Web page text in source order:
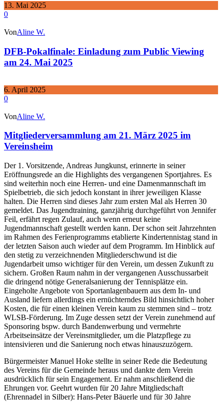
13. Mai 2025
0
VonAline W.
DFB-Pokalfinale: Einladung zum Public Viewing
am 24. Mai 2025
6. April 2025
0
VonAline W.
Mitgliederversammlung am 21. März 2025 im
Vereinsheim
Der 1. Vorsitzende, Andreas Jungkunst, erinnerte in seiner
Eröffnungsrede an die Highlights des vergangenen Sportjahres. Es
sind weiterhin noch eine Herren- und eine Damenmannschaft im
Spielbetrieb, die sich jedoch konstant in ihrer jeweiligen Klasse
halten. Die Herren sind dieses Jahr zum ersten Mal als Herren 30
gemeldet. Das Jugendtraining, ganzjährig durchgeführt von Jennifer
Feil, erfährt regen Zulauf, auch wenn erneut keine
Jugendmannschaft gestellt werden kann. Der schon seit Jahrzehnten
im Rahmen des Ferienprogramms etablierte Kindertennistag stand in
der letzten Saison auch wieder auf dem Programm. Im Hinblick auf
den stetig zu verzeichnenden Mitgliederschwund ist die
Jugendarbeit umso wichtiger für den Verein, um dessen Zukunft zu
sichern. Großen Raum nahm in der vergangenen Ausschussarbeit
die dringend nötige Generalsanierung der Tennisplätze ein.
Eingeholte Angebote von Sportanlagenbauern aus dem In- und
Ausland liefern allerdings ein ernüchterndes Bild hinsichtlich hoher
Kosten, die für einen kleinen Verein kaum zu stemmen sind – trotz
WLSB-Förderung. Im Zuge dessen setzt der Verein zunehmend auf
Sponsoring bspw. durch Bandenwerbung und vermehrte
Arbeitseinsätze der Vereinsmitglieder, um die Platzpflege zu
intensivieren und die Sanierung noch etwas hinauszuzögern.
Bürgermeister Manuel Hoke stellte in seiner Rede die Bedeutung
des Vereins für die Gemeinde heraus und dankte dem Verein
ausdrücklich für sein Engagement. Er nahm anschließend die
Ehrungen vor. Geehrt wurden für 20 Jahre Mitgliedschaft
(Ehrennadel in Silber): Hans-Peter Bäuerle und für 30 Jahre